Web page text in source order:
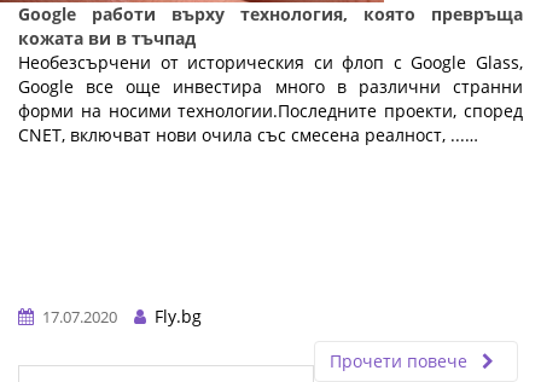
Google работи върху технология, която превръща
кожата ви в тъчпад
Необезсърчени от историческия си флоп с Google Glass,
Google все още инвестира много в различни странни
форми на носими технологии.Последните проекти, според
CNET, включват нови очила със смесена реалност, ...…
17.07.2020
Fly.bg
Прочети повече